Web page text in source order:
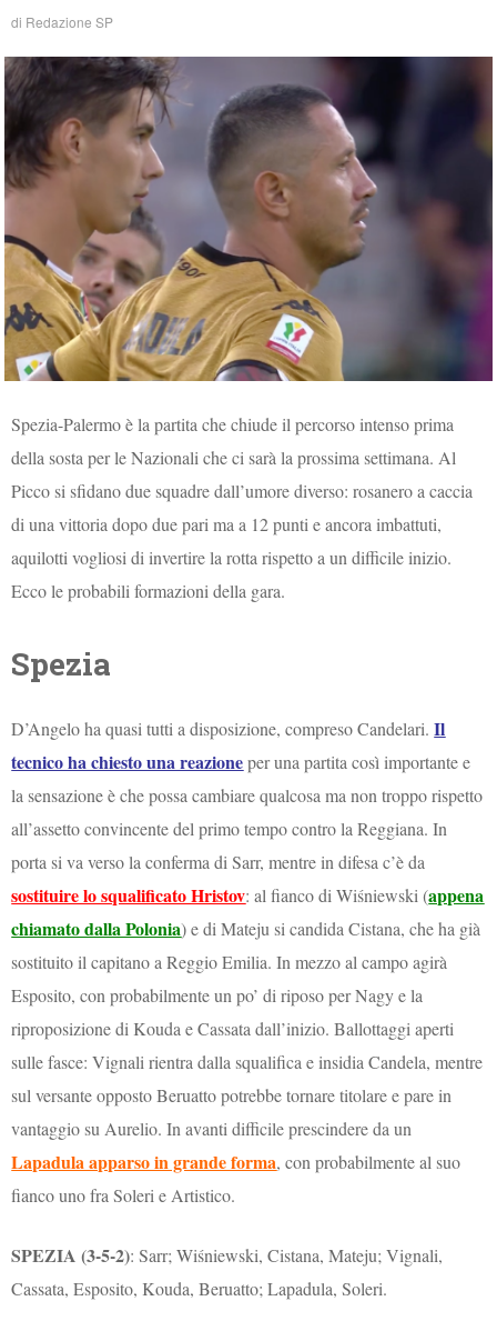
di Redazione SP
Spezia-Palermo è la partita che chiude il percorso intenso prima
della sosta per le Nazionali che ci sarà la prossima settimana. Al
Picco si sfidano due squadre dall’umore diverso: rosanero a caccia
di una vittoria dopo due pari ma a 12 punti e ancora imbattuti,
aquilotti vogliosi di invertire la rotta rispetto a un difficile inizio.
Ecco le probabili formazioni della gara.
Spezia
D’Angelo ha quasi tutti a disposizione, compreso Candelari.Il
tecnico ha chiesto una reazioneper una partita così importante e
la sensazione è che possa cambiare qualcosa ma non troppo rispetto
all’assetto convincente del primo tempo contro la Reggiana. In
porta si va verso la conferma di Sarr, mentre in difesa c’è da
sostituire lo squalificato Hristov: al fianco di Wiśniewski (appena
chiamato dalla Polonia) e di Mateju si candida Cistana, che ha già
sostituito il capitano a Reggio Emilia. In mezzo al campo agirà
Esposito, con probabilmente un po’ di riposo per Nagy e la
riproposizione di Kouda e Cassata dall’inizio. Ballottaggi aperti
sulle fasce: Vignali rientra dalla squalifica e insidia Candela, mentre
sul versante opposto Beruatto potrebbe tornare titolare e pare in
vantaggio su Aurelio. In avanti difficile prescindere da un
Lapadula apparso in grande forma, con probabilmente al suo
fianco uno fra Soleri e Artistico.
SPEZIA (3-5-2): Sarr; Wiśniewski, Cistana, Mateju; Vignali,
Cassata, Esposito, Kouda, Beruatto; Lapadula, Soleri.